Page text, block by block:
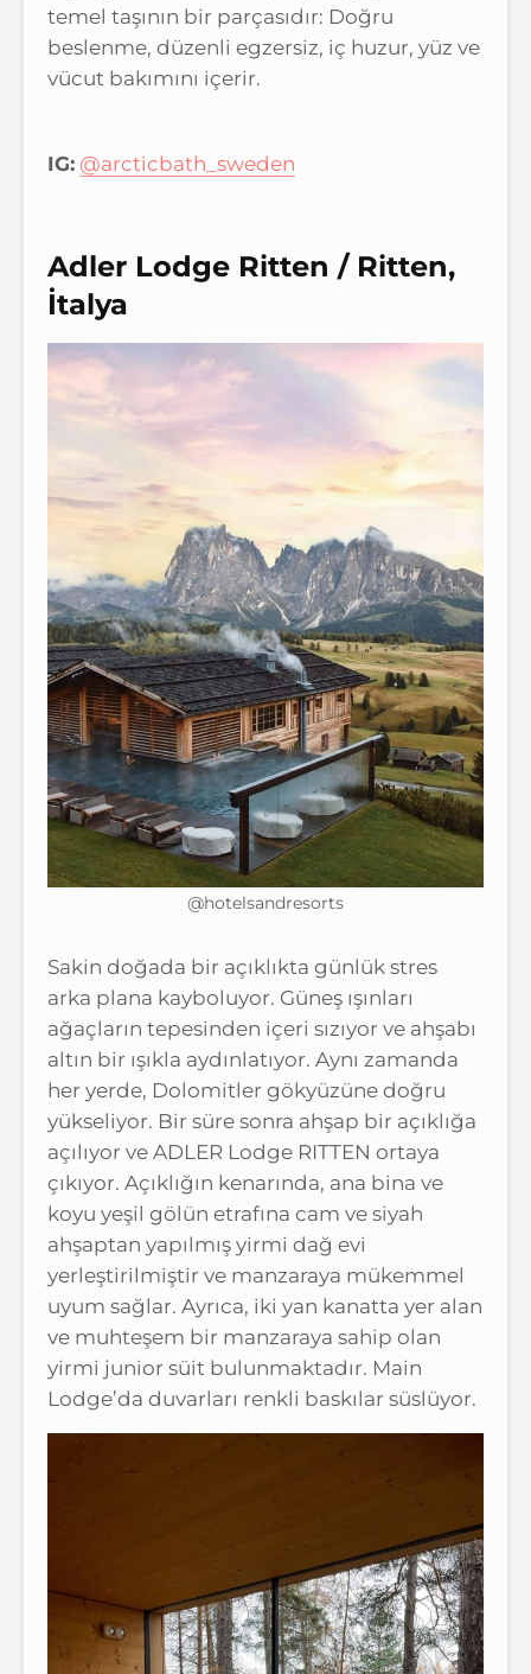
temel taşının bir parçasıdır: Doğru
beslenme, düzenli egzersiz, iç huzur, yüz ve
vücut bakımını içerir.
IG: @arcticbath_sweden
Adler Lodge Ritten / Ritten,
İtalya
@hotelsandresorts
Sakin doğada bir açıklıkta günlük stres
arka plana kayboluyor. Güneş ışınları
ağaçların tepesinden içeri sızıyor ve ahşabı
altın bir ışıkla aydınlatıyor. Aynı zamanda
her yerde, Dolomitler gökyüzüne doğru
yükseliyor. Bir süre sonra ahşap bir açıklığa
açılıyor ve ADLER Lodge RITTEN ortaya
çıkıyor. Açıklığın kenarında, ana bina ve
koyu yeşil gölün etrafına cam ve siyah
ahşaptan yapılmış yirmi dağ evi
yerleştirilmiştir ve manzaraya mükemmel
uyum sağlar. Ayrıca, iki yan kanatta yer alan
ve muhteşem bir manzaraya sahip olan
yirmi junior süit bulunmaktadır. Main
Lodge’da duvarları renkli baskılar süslüyor.